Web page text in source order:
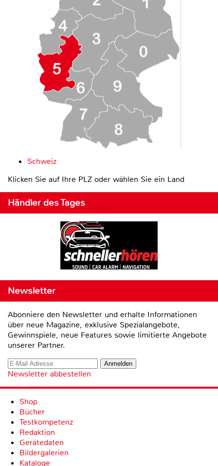
Schweiz
Klicken Sie auf Ihre PLZ oder wählen Sie ein Land
Händler des Tages
Newsletter
Abonniere den Newsletter und erhalte Informationen
über neue Magazine, exklusive Spezialangebote,
Gewinnspiele, neue Features sowie limitierte Angebote
unserer Partner.
Newsletter abbestellen
Shop
Bücher
Testkompetenz
Redaktion
Gerätedaten
Bildergalerien
Kataloge